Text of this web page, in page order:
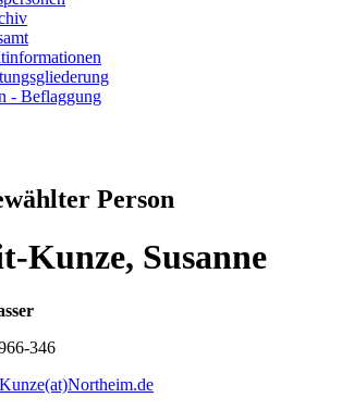
- Beflaggung
Person
Kunze, Susanne
346